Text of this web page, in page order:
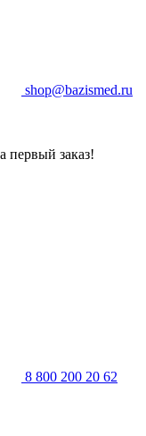
shop@bazismed.ru
первый заказ!
8 800 200 20 62